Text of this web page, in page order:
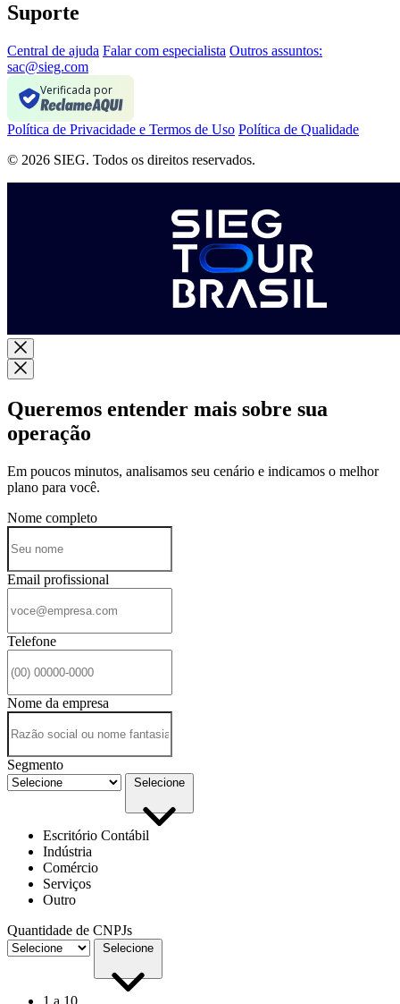
Suporte
Central de ajuda Falar com especialista Outros assuntos:
sac@sieg.com
Verificada por
Política de Privacidade e Termos de Uso Política de Qualidade
© 2026 SIEG. Todos os direitos reservados.
Queremos entender mais sobre sua
operação
Em poucos minutos, analisamos seu cenário e indicamos o melhor
plano para você.
Nome completo
Email profissional
Telefone
Nome da empresa
Segmento
Selecione
Escritório Contábil
Indústria
Comércio
Serviços
Outro
Quantidade de CNPJs
Selecione
1 a 10